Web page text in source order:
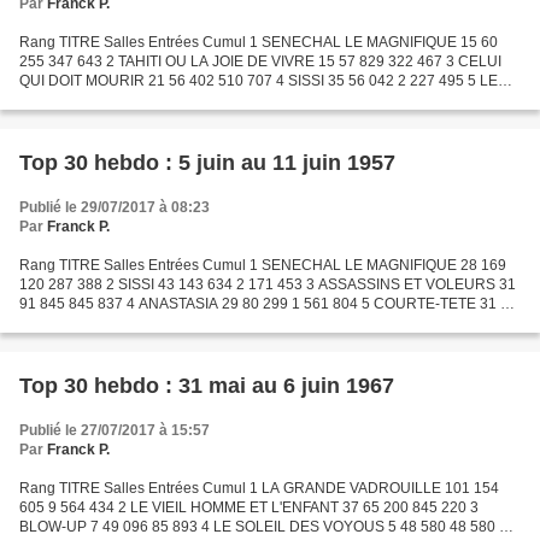
Par Franck P.
Rang TITRE Salles Entrées Cumul 1 SENECHAL LE MAGNIFIQUE 15 60
255 347 643 2 TAHITI OU LA JOIE DE VIVRE 15 57 829 322 467 3 CELUI
QUI DOIT MOURIR 21 56 402 510 707 4 SISSI 35 56 042 2 227 495 5 LES
Top 30 hebdo : 5 juin au 11 juin 1957
Publié le 29/07/2017 à 08:23
Par Franck P.
Rang TITRE Salles Entrées Cumul 1 SENECHAL LE MAGNIFIQUE 28 169
120 287 388 2 SISSI 43 143 634 2 171 453 3 ASSASSINS ET VOLEURS 31
91 845 845 837 4 ANASTASIA 29 80 299 1 561 804 5 COURTE-TETE 31 74
Top 30 hebdo : 31 mai au 6 juin 1967
Publié le 27/07/2017 à 15:57
Par Franck P.
Rang TITRE Salles Entrées Cumul 1 LA GRANDE VADROUILLE 101 154
605 9 564 434 2 LE VIEIL HOMME ET L'ENFANT 37 65 200 845 220 3
BLOW-UP 7 49 096 85 893 4 LE SOLEIL DES VOYOUS 5 48 580 48 580 5